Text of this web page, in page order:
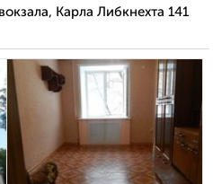
Карла Либкнехта 141